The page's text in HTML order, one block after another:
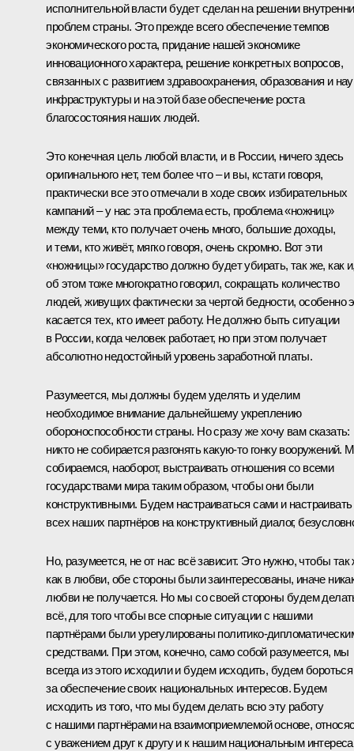
исполнительной власти будет сделан на решении
проблем страны. Это прежде всего обеспечение темпов
экономического роста, придание нашей экономике
инновационного характера, решение конкретных вопросов,
связанных с развитием здравоохранения, образования и
инфраструктуры и на этой базе обеспечение роста
благосостояния наших людей.
Это конечная цель любой власти, и в России, ничего здесь
оригинального нет, тем более что – и вы, кстати говоря,
практически все это отмечали в ходе своих избирательных
кампаний – у нас эта проблема есть, проблема «ножниц»
между теми, кто получает очень много, большие доходы,
и теми, кто живёт, мягко говоря, очень скромно. Вот эти
«ножницы» государство должно будет убирать, так же, как
об этом тоже многократно говорил, сокращать количество
людей, живущих фактически за чертой бедности, особенно
касается тех, кто имеет работу. Не должно быть ситуации
в России, когда человек работает, но при этом получает
абсолютно недостойный уровень заработной платы.
Разумеется, мы должны будем уделять и уделим
необходимое внимание дальнейшему укреплению
обороноспособности страны. Но сразу же хочу вам сказать:
никто не собирается разгонять какую-то гонку вооружений.
собираемся, наоборот, выстраивать отношения со всеми
государствами мира таким образом, чтобы они были
конструктивными. Будем настраиваться сами и настраивать
всех наших партнёров на конструктивный диалог,
Но, разумеется, не от нас всё зависит. Это нужно, чтобы так
как в любви, обе стороны были заинтересованы, иначе
любви не получается. Но мы со своей стороны будем
всё, для того чтобы все спорные ситуации с нашими
партнёрами были урегулированы политико-
средствами. При этом, конечно, само собой разумеется, мы
всегда из этого исходили и будем исходить, будем бороться
за обеспечение своих национальных интересов. Будем
исходить из того, что мы будем делать всю эту работу
с нашими партнёрами на взаимоприемлемой основе,
с уважением друг к другу и к нашим национальным